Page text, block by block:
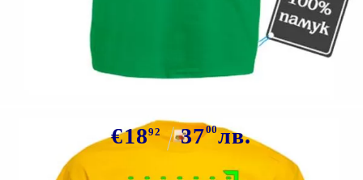
Цветна тениска със снимка
€1892 3700лв.
Размер: Таблица с размери